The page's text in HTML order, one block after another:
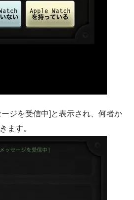
ジを受信中]と表示され、何者か
ます。